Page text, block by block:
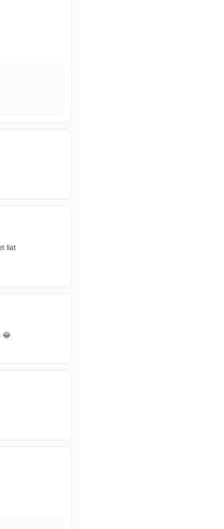
liat
😂